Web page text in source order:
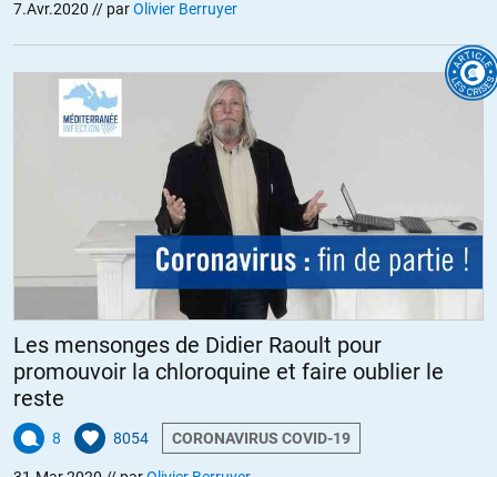
7.Avr.2020 // parOlivier Berruyer
Les mensonges de Didier Raoult pour
promouvoir la chloroquine et faire oublier le
reste
8 8054 CORONAVIRUS COVID-19